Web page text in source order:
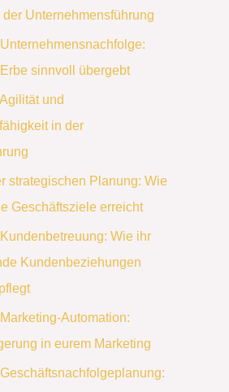
der Unternehmensführung
sinnvoll übergebt
und
in der
strategischen Planung: Wie
Geschäftsziele erreicht
Wie ihr
Kundenbeziehungen
Automation:
in eurem Marketing